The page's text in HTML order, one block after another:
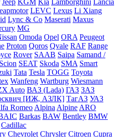
LEVC Lexus Li Xiang
Lync & Co Maserati Maxus
MG
Omoda Opel ORA Peugeot
Proton Qoros Qvale RAF Range
Rover SAAB Saipa Samand /
Scion SEAT Skoda SMA Smart
Tata Tesla TOGG Toyota
Wanfeng Wartburg Wiesmann
Auto ВАЗ (Lada) ГАЗ ЗАЗ
[ИЖ, АЗЛК] ТагАЗ УАЗ
Romeo Alpina Alpine ARO
Barkas BAW Bentley BMW
Cadillac
Chevrolet Chrysler Citroen Cupra